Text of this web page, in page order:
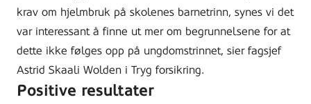
krav om hjelmbruk på skolenes barnetrinn, synes vi det
var interessant å finne ut mer om begrunnelsene for at
dette ikke følges opp på ungdomstrinnet, sier fagsjef
Astrid Skaali Wolden i Tryg forsikring.
Positive resultater